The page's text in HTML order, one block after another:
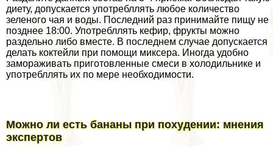
диету, допускается употрeбллять любое количество
зеленого чая и воды. Последний раз принимайте пищу не
позднее 18:00. Употрeбллять кефир, фрукты можно
раздельно либо вместе. В последнем случае допускается
делать коктейли при помощи миксера. Иногда удобно
замораживать приготовленные смеси в холодильнике и
употрeбллять их по мере необходимости.
Можно ли есть бананы при похудении: мнения
экспертов